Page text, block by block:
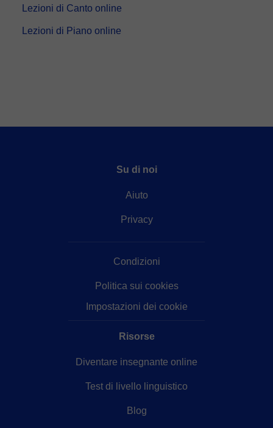
Lezioni di Canto online
Lezioni di Piano online
Su di noi
Aiuto
Privacy
Condizioni
Politica sui cookies
Impostazioni dei cookie
Risorse
Diventare insegnante online
Test di livello linguistico
Blog